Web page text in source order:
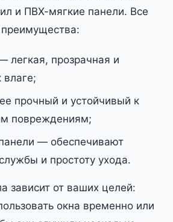
и ПВХ-мягкие панели. Все
легкая, прозрачная и
влаге;
прочный и устойчивый к
повреждениям;
— обеспечивают
и простоту ухода.
зависит от ваших целей:
окна временно или